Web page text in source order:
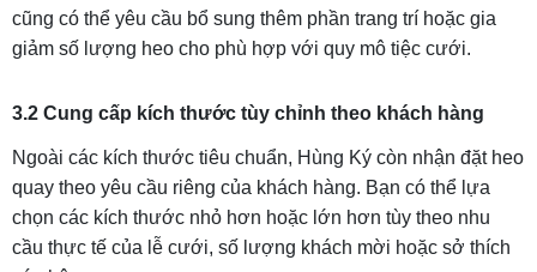
cũng có thể yêu cầu bổ sung thêm phần trang trí hoặc gia
giảm số lượng heo cho phù hợp với quy mô tiệc cưới.
3.2 Cung cấp kích thước tùy chỉnh theo khách hàng
Ngoài các kích thước tiêu chuẩn, Hùng Ký còn nhận đặt heo
quay theo yêu cầu riêng của khách hàng. Bạn có thể lựa
chọn các kích thước nhỏ hơn hoặc lớn hơn tùy theo nhu
cầu thực tế của lễ cưới, số lượng khách mời hoặc sở thích